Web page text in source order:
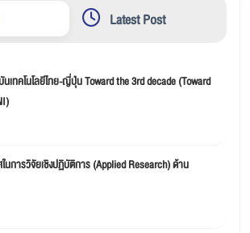
Latest Post
เทคโนโลยีไทย-ญี่ปุ่น Toward the 3rd decade (Toward
นการวิจัยเชิงปฏิบัติการ (Applied Research) ด้าน